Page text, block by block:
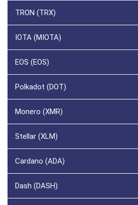
TRON (TRX)
IOTA (MIOTA)
EOS (EOS)
Polkadot (DOT)
Monero (XMR)
Stellar (XLM)
Cardano (ADA)
Dash (DASH)